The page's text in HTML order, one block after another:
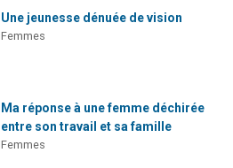
Une jeunesse dénuée de vision
Femmes
Ma réponse à une femme déchirée
entre son travail et sa famille
Femmes